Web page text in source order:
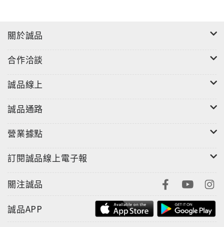
除了分享咖啡館最受歡迎的數十款自製甜點，包含：
〈Part2 塔＆派篇〉、〈Part3 餅乾＆小點心篇〉、
更於〈Part0 營業準備篇〉中，傳授不失敗的烘焙技
以及瞭解點心與咖啡的相適性，讓你成為專業的咖啡館
甜點師。
關於誠品
合作洽談
誠品線上
誠品通路
營業據點
訂閱誠品線上電子報
關注誠品
誠品APP